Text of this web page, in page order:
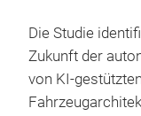
Die Studie
Zukunft der
von KI-